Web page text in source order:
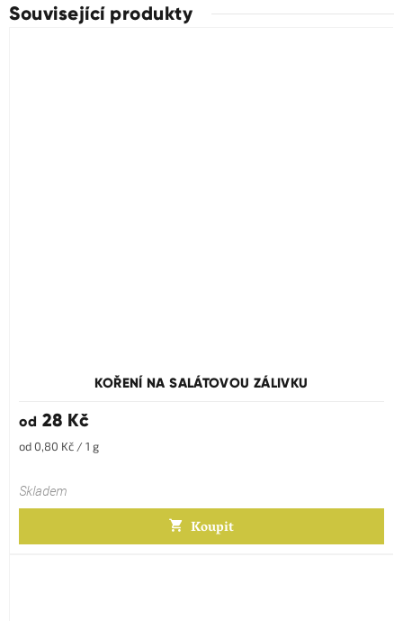
Související produkty
KOŘENÍ NA SALÁTOVOU ZÁLIVKU
od 28 Kč
Měrná
od 0,80 Kč / 1 g
Skladem
Koupit